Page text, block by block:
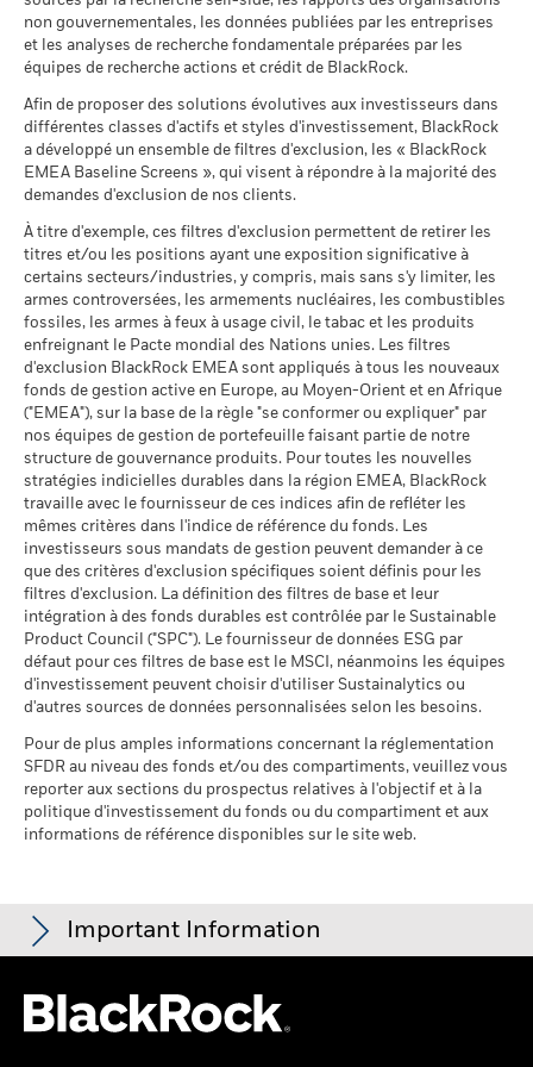
Rendement total (%)
Indice de référence comparateur 1 (%)
End of interactive chart.
2016 2017 2018 2019 2020 2021
Rendement
GBP
Indice de
référence
comparateur
1 (%) USD
La performance indiquée est calculée après déduction des
frais courants. Les frais d’entrée/de sortie ne sont pas inclus
dans le calcul.
Les chiffres indiqués se rapportent aux performances
passées.Les performances passées ne sont pas un indicateur
fiable des performances futures. Les marchés pourraient
évoluer très différemment. Ceci peut vous aider à évaluer la
façon dont le fonds a été géré dans le passé
La performance est indiquée sur la base de la Valeur nette
d’inventaire (VNI), avec le revenu brut réinvesti le cas échéant.
Le rendement de votre investissement peut augmenter ou
diminuer en raison des fluctuations des devises si votre
utilisée dans le calcul des performances passées. Source :
Défavorable
Ce que vous pourriez obtenir après
Rendement annuel moyen
Intermédiaire
Ce que vous pourriez obtenir après
Rendement annuel moyen
Favorable
Ce que vous pourriez obtenir après
Rendement annuel moyen
Le scénario de tension montre ce que vous pourriez obtenir
dans des situations de marché extrêmes.
MSCI - Armes à feu civiles
au 30/juin/2026
0,00%
MSCI - Tabac
au 30/juin/2026
MSCI - Contrevenants au
Pacte mondial des Nations
Unies
au 30/juin/2026
0,00%
MSCI - Charbon thermique
au 30/juin/2026
0,00%
MSCI - Sables bitumineux
au 30/juin/2026
0,00%
Données sur la
participation aux secteurs
d'activité
au 30/juin/2026
93,78%
Pourcentage des avoirs du
fonds à l'égard desquels
des données ne sont pas
disponibles
au 30/juin/2026
L'exposition de BlackRock aux secteurs d'activité, telle qu'elle
est indiquée ci-dessus, pour le charbon thermique et les
sables bitumineux, est calculée et déclarée pour les
entreprises qui tirent plus de 5 % de leurs revenus du
charbon thermique ou des sables bitumineux, tel que défini
par MSCI ESG Research. L’exposition aux entreprises qui
génèrent des revenus à partir du charbon thermique ou des
sables bitumineux (à un seuil de revenus de 0 %), telle que
définie par MSCI ESG Research, se répartit comme suit :
Les indicateurs de participation aux secteurs d'activité sont
calculés par BlackRock à l’aide des données de MSCI ESG
société aux différents secteurs d'activité. BlackRock s’appuie
sur ces données pour fournir une vue d’ensemble des avoirs,
Sustainability related disclosure - GCSESG-
AGG (fr)
BlackRock Funds I ICAV - Prospectus (French
- Belgium^France)
BlackRock Funds I ICAV - Prospectus (English
- Austria^Belgium^Czech
Republic^Spain^Sweden^Switzerland^United
Kingdom)
BlackRock Funds I ICAV - Prospectus (French
- France)
Voir tous les documents
non gouvernementales, les données publiées par les entreprises
et les analyses de recherche fondamentale préparées par les
équipes de recherche actions et crédit de BlackRock.
Afin de proposer des solutions évolutives aux investisseurs dans
différentes classes d'actifs et styles d'investissement, BlackRock
a développé un ensemble de filtres d'exclusion, les « BlackRock
EMEA Baseline Screens », qui visent à répondre à la majorité des
demandes d'exclusion de nos clients.
À titre d'exemple, ces filtres d'exclusion permettent de retirer les
titres et/ou les positions ayant une exposition significative à
certains secteurs/industries, y compris, mais sans s'y limiter, les
armes controversées, les armements nucléaires, les combustibles
fossiles, les armes à feux à usage civil, le tabac et les produits
enfreignant le Pacte mondial des Nations unies. Les filtres
d'exclusion BlackRock EMEA sont appliqués à tous les nouveaux
fonds de gestion active en Europe, au Moyen-Orient et en Afrique
("EMEA"), sur la base de la règle "se conformer ou expliquer" par
nos équipes de gestion de portefeuille faisant partie de notre
structure de gouvernance produits. Pour toutes les nouvelles
stratégies indicielles durables dans la région EMEA, BlackRock
travaille avec le fournisseur de ces indices afin de refléter les
mêmes critères dans l'indice de référence du fonds. Les
investisseurs sous mandats de gestion peuvent demander à ce
que des critères d'exclusion spécifiques soient définis pour les
filtres d'exclusion. La définition des filtres de base et leur
intégration à des fonds durables est contrôlée par le Sustainable
Product Council ("SPC"). Le fournisseur de données ESG par
défaut pour ces filtres de base est le MSCI, néanmoins les équipes
d'investissement peuvent choisir d'utiliser Sustainalytics ou
d'autres sources de données personnalisées selon les besoins.
Pour de plus amples informations concernant la réglementation
SFDR au niveau des fonds et/ou des compartiments, veuillez vous
reporter aux sections du prospectus relatives à l'objectif et à la
politique d'investissement du fonds ou du compartiment et aux
informations de référence disponibles sur le site web.
Important Information
Pour les fonds dont l'objectif de placement comprend des critères
ESG, certaines mesures commerciales ou autres situations